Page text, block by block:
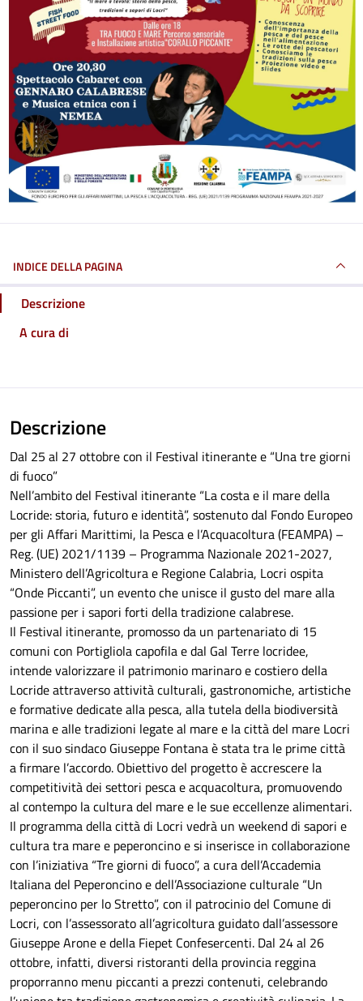
INDICE DELLA PAGINA
Descrizione
A cura di
Descrizione
Dal 25 al 27 ottobre con il Festival itinerante e “Una tre giorni
di fuoco”
Nell’ambito del Festival itinerante “La costa e il mare della
Locride: storia, futuro e identità”, sostenuto dal Fondo Europeo
per gli Affari Marittimi, la Pesca e l’Acquacoltura (FEAMPA) –
Reg. (UE) 2021/1139 – Programma Nazionale 2021-2027,
Ministero dell’Agricoltura e Regione Calabria, Locri ospita
“Onde Piccanti”, un evento che unisce il gusto del mare alla
passione per i sapori forti della tradizione calabrese.
Il Festival itinerante, promosso da un partenariato di 15
comuni con Portigliola capofila e dal Gal Terre locridee,
intende valorizzare il patrimonio marinaro e costiero della
Locride attraverso attività culturali, gastronomiche, artistiche
e formative dedicate alla pesca, alla tutela della biodiversità
marina e alle tradizioni legate al mare e la città del mare Locri
con il suo sindaco Giuseppe Fontana è stata tra le prime città
a firmare l’accordo. Obiettivo del progetto è accrescere la
competitività dei settori pesca e acquacoltura, promuovendo
al contempo la cultura del mare e le sue eccellenze alimentari.
Il programma della città di Locri vedrà un weekend di sapori e
cultura tra mare e peperoncino e si inserisce in collaborazione
con l’iniziativa “Tre giorni di fuoco”, a cura dell’Accademia
Italiana del Peperoncino e dell’Associazione culturale “Un
peperoncino per lo Stretto”, con il patrocinio del Comune di
Locri, con l’assessorato all’agricoltura guidato dall’assessore
Giuseppe Arone e della Fiepet Confesercenti. Dal 24 al 26
ottobre, infatti, diversi ristoranti della provincia reggina
proporranno menu piccanti a prezzi contenuti, celebrando